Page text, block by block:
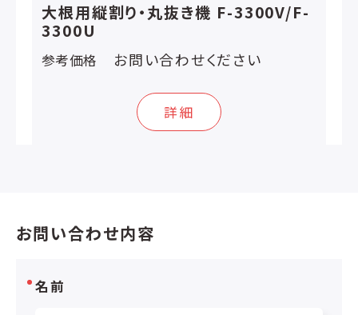
大根用縦割り・丸抜き機 F-3300V/F-
3300U
参考価格 お問い合わせください
詳細
お問い合わせ内容
名前